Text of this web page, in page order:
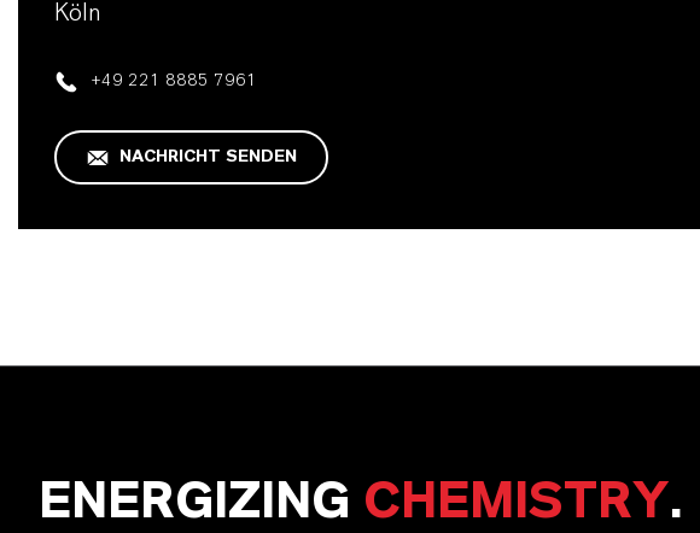
Köln
+49 221 8885 7961
NACHRICHT SENDEN
ENERGIZING CHEMISTRY.